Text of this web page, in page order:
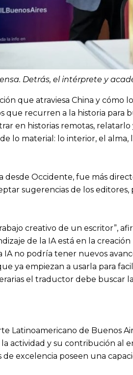
Detrás, el intérprete y
que atraviesa China y cómo
que recurren a la historia para
en historias remotas,
lo material: lo interior, el alma,
Occidente, fue más
sugerencias de los
creativo de un escritor”,
de la IA está en la
no podría tener nuevos
ya empiezan a usarla para
el traductor debe buscar
Latinoamericano de Buenos
actividad y su contribución al
excelencia poseen una